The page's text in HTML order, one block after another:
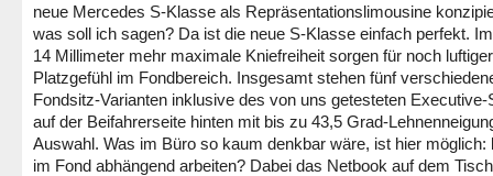
neue Mercedes S-Klasse als Repräsentationslimousine
was soll ich sagen? Da ist die neue S-Klasse einfach perfekt.
14 Millimeter mehr maximale Kniefreiheit sorgen für noch
Platzgefühl im Fondbereich. Insgesamt stehen fünf
Fondsitz-Varianten inklusive des von uns getesteten Executive-
auf der Beifahrerseite hinten mit bis zu 43,5 Grad-
Auswahl. Was im Büro so kaum denkbar wäre, ist hier möglich:
im Fond abhängend arbeiten? Dabei das Netbook auf dem